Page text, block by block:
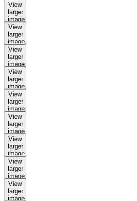
View
larger
image
View
larger
image
View
larger
image
View
larger
image
View
larger
image
View
larger
image
View
larger
image
View
larger
image
View
larger
image